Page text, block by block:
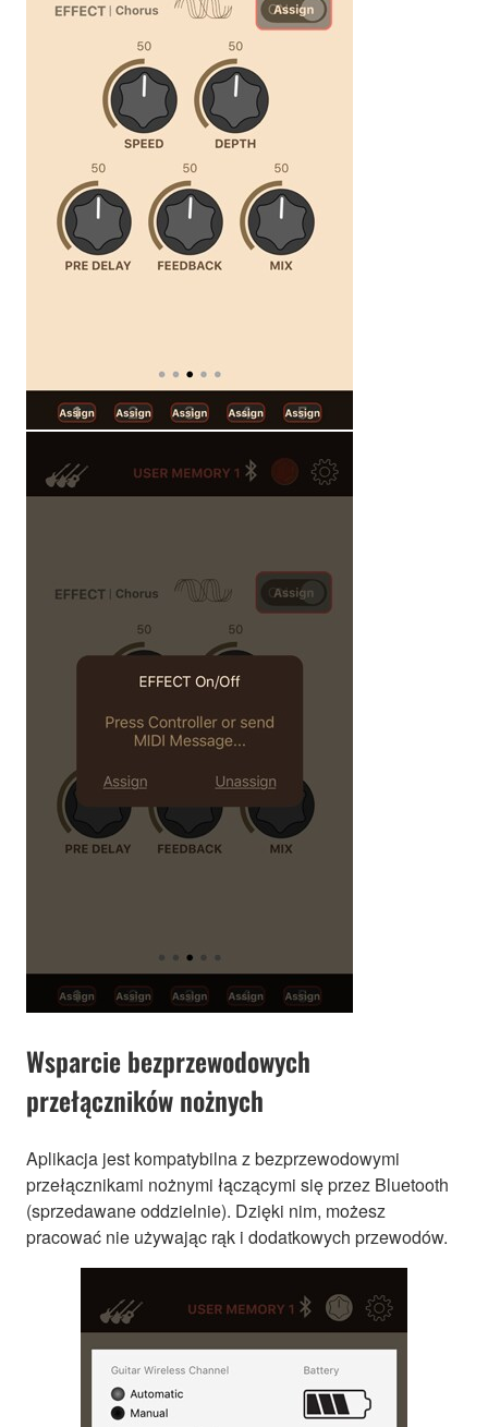
Wsparcie bezprzewodowych
przełączników nożnych
Aplikacja jest kompatybilna z bezprzewodowymi
przełącznikami nożnymi łączącymi się przez Bluetooth
(sprzedawane oddzielnie). Dzięki nim, możesz
pracować nie używając rąk i dodatkowych przewodów.